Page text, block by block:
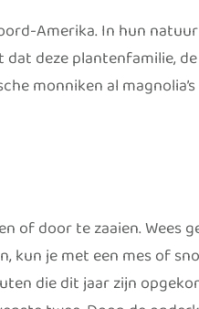
Amerika. In hun
deze plantenfamilie,
monniken al
of door te zaaien. Wees
je met een mes of
die dit jaar zijn